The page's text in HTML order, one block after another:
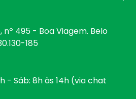
nº 495 - Boa Viagem. Belo
185
- Sáb: 8h às 14h (via chat